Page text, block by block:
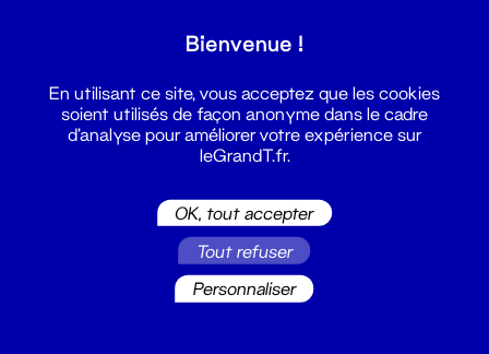
Bienvenue !
En utilisant ce site, vous acceptez que les cookies
soient utilisés de façon anonyme dans le cadre
d'analyse pour améliorer votre expérience sur
leGrandT.fr.
OK, tout accepter
Tout refuser
Personnaliser